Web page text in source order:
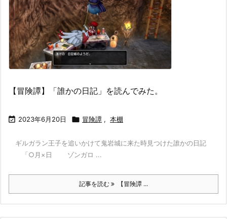
【冒険譚】「誰かの日記」を読んでみた。
 2023年6月20日  冒険譚 , 本棚
ギルガラン王子を追いかけて鬼岩城に来た時見つけた誰かの日記
「○月×日 ゾンガロ ...
記事を読む 【冒険譚 ...